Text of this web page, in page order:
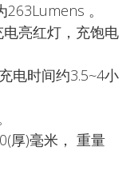
。
亮红灯，充饱电
电时间约3.5~4小
厚)毫米， 重量